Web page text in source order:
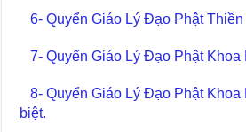
6- Quyển Giáo Lý Đạo Phật Thiền
7- Quyển Giáo Lý Đạo Phật Khoa
8- Quyển Giáo Lý Đạo Phật
biệt.